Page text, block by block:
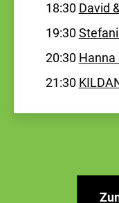
18:30 David
19:30
20:30 Hanna
21:30